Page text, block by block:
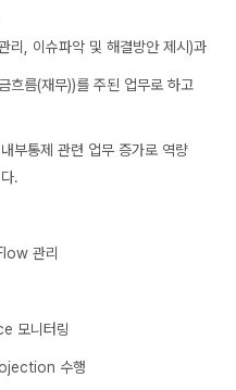
리, 이슈파악 및 해결방안 제시)과
흐름(재무))를 주된 업무로 하고
부통제 관련 업무 증가로 역량
.
관리
모니터링
수행